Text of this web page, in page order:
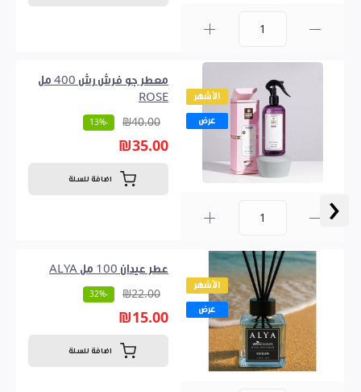
‹
الأشهر
عرض
معطر جو فرش رش 400 مل
ROSE
₪40.00
-13%
₪35.00
اضافة للسلة
الأشهر
عرض
عطر عيدان 100 مل ALYA
₪22.00
-32%
₪15.00
اضافة للسلة